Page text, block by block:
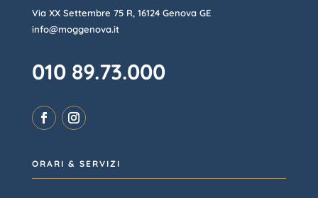
Via XX Settembre 75 R, 16124 Genova GE
info@moggenova.it
010 89.73.000
ORARI & SERVIZI